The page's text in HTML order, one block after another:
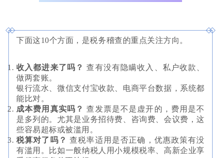
下面这10个方面，是税务稽查的重点关注方向。
收入都进来了吗？ 查有没有隐瞒收入、私户收款、
做两套账。
银行流水、微信支付宝收款、电商平台数据，系统都
能比对。
成本费用真实吗？ 查发票是不是虚开的，费用是不
是多列的。尤其是业务招待费、咨询费、会议费，这
些容易超标或被滥用。
税算对了吗？ 查税率适用是否正确，优惠政策有没
有滥用。比如一般纳税人用小规模税率、高新企业享